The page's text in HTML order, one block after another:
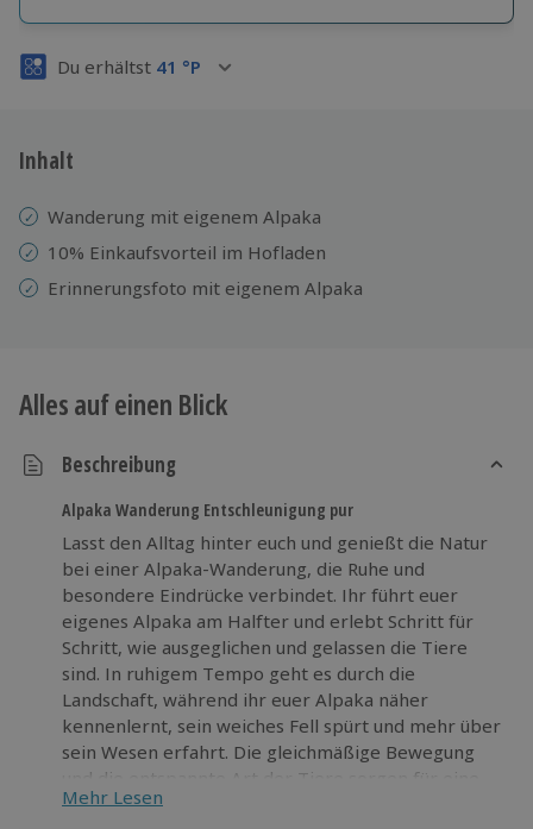
Volle Flexibilität
3 Jahre gültig & verlängerbar.
Du erhältst 41 °P
Inhalt
Wanderung mit eigenem Alpaka
10% Einkaufsvorteil im Hofladen
Erinnerungsfoto mit eigenem Alpaka
Alles auf einen Blick
Beschreibung
Alpaka Wanderung Entschleunigung pur
Lasst den Alltag hinter euch und genießt die Natur
bei einer Alpaka-Wanderung, die Ruhe und
besondere Eindrücke verbindet. Ihr führt euer
eigenes Alpaka am Halfter und erlebt Schritt für
Schritt, wie ausgeglichen und gelassen die Tiere
sind. In ruhigem Tempo geht es durch die
Landschaft, während ihr euer Alpaka näher
kennenlernt, sein weiches Fell spürt und mehr über
sein Wesen erfahrt. Die gleichmäßige Bewegung
und die entspannte Art der Tiere sorgen für eine
angenehme Atmosphäre. Nach der Wanderung
Mehr Lesen